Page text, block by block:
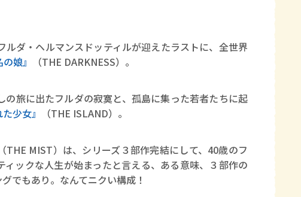
ダ・ヘルマンスドッティルが迎えたラストに、全世界
娘』
（THE DARKNESS）。
旅に出たフルダの寂寞と、孤島に集った若者たちに起
少女』
（THE ISLAND）。
THE MIST）は、シリーズ３部作完結にして、40歳のフ
ックな人生が始まったと言える、ある意味、３部作の
でもあり。なんてニクい構成！
ロボット・イン・ザ・システム